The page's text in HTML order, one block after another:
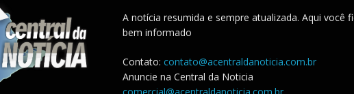
A notícia resumida e sempre atualizada. Aqui você
bem informado
Contato: contato@acentraldanoticia.com.br
Anuncie na Central da Noticia